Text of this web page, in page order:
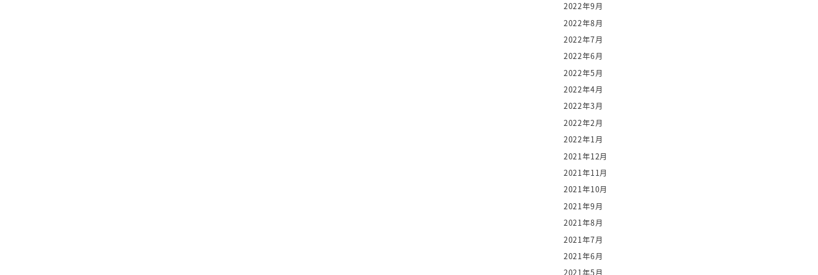
2022年9月
2022年8月
2022年7月
2022年6月
2022年5月
2022年4月
2022年3月
2022年2月
2022年1月
2021年12月
2021年11月
2021年10月
2021年9月
2021年8月
2021年7月
2021年6月
2021年5月